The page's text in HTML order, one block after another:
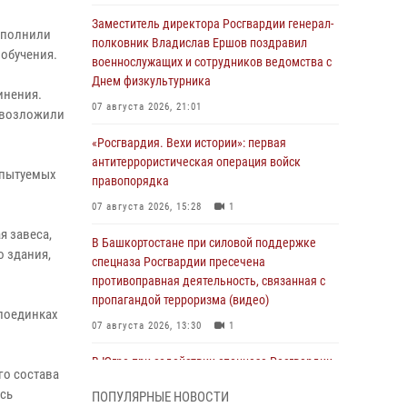
завеса,
здания,
состава
Заместитель директора Росгвардии генерал-
полковник Владислав Ершов поздравил
военнослужащих и сотрудников ведомства с
Днем физкультурника
07 августа 2026, 21:01
«Росгвардия. Вехи истории»: первая
антитеррористическая операция войск
правопорядка
07 августа 2026, 15:28 1
В Башкортостане при силовой поддержке
спецназа Росгвардии пресечена
противоправная деятельность, связанная с
пропагандой терроризма (видео)
07 августа 2026, 13:30 1
В Югре при содействии спецназа Росгвардии
миграционного законодательства
ПОПУЛЯРНЫЕ НОВОСТИ